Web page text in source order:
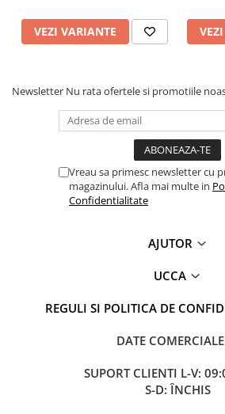
VEZI VARIANTE
Newsletter Nu rata ofertele si promotiile
Vreau sa primesc newsletter cu
magazinului. Afla mai multe in
Confidentialitate
AJUTOR
UCCA
REGULI SI POLITICA DE
DATE COMERCIALE
SUPORT CLIENTI L-V:
S-D: ÎNCHIS